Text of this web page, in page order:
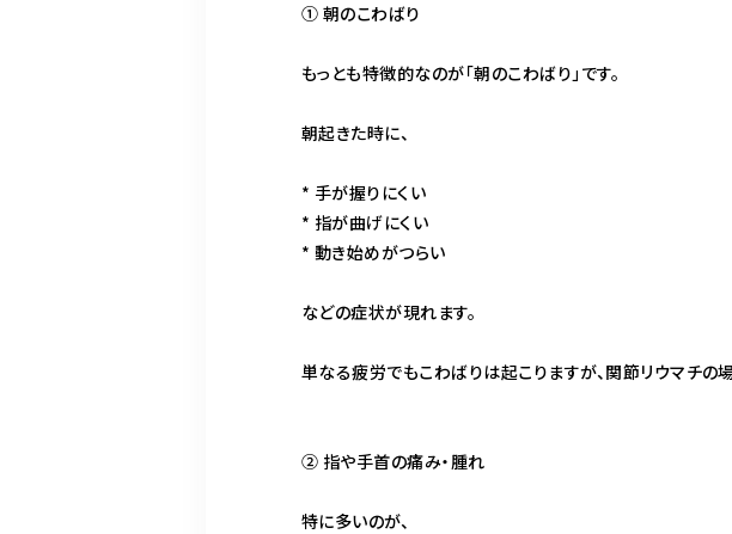
① 朝のこわばり
もっとも特徴的なのが「朝のこわばり」です。
朝起きた時に、
* 手が握りにくい
* 指が曲げにくい
* 動き始めがつらい
などの症状が現れます。
単なる疲労でもこわばりは起こりますが、関節リウマチの
② 指や手首の痛み・腫れ
特に多いのが、